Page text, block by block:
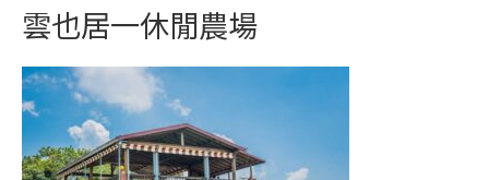
雲也居一休閒農場